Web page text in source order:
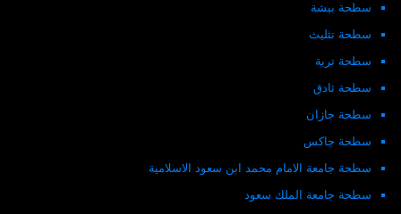
سطحة بيشة
سطحة تثليث
سطحة تربة
سطحة ثادق
سطحة جازان
سطحة جاكس
سطحة جامعة الامام محمد ابن سعود الاسلامية
سطحة جامعة الملك سعود